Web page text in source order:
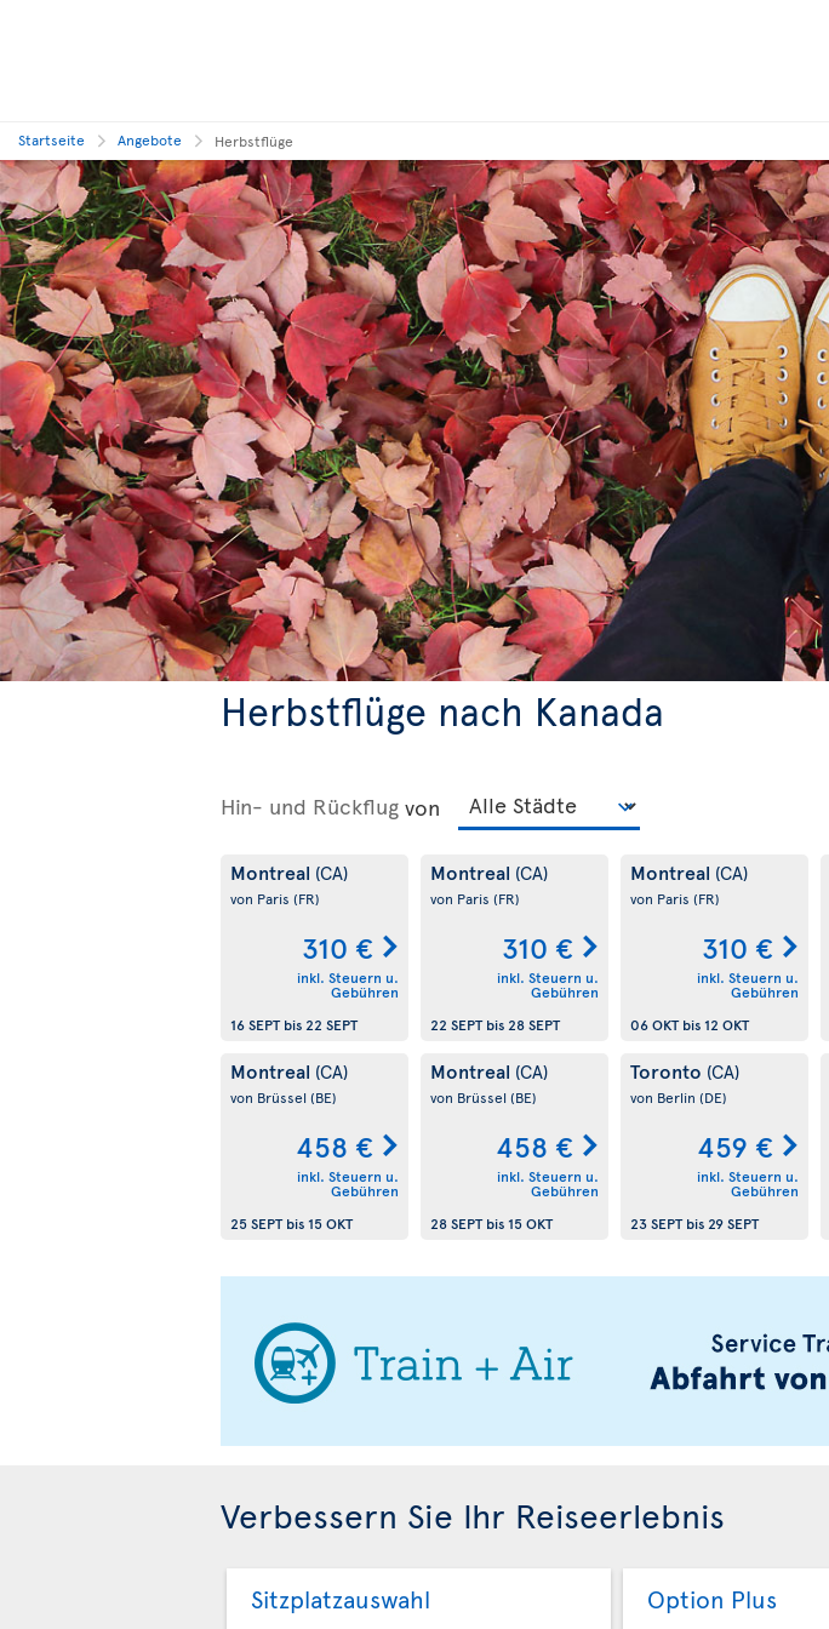
Startseite Angebote Herbstflüge
Herbstflüge nach Kanada
Hin- und Rückflug von
Montreal (CA)
von Paris (FR)
310 €
inkl. Steuern u.
Gebühren
16 SEPTbis22 SEPT
Montreal (CA)
von Paris (FR)
310 €
inkl. Steuern u.
Gebühren
22 SEPTbis28 SEPT
Montreal (CA)
von Paris (FR)
310 €
inkl. Steuern u.
Gebühren
06 OKTbis 12 OKT
Montreal (CA)
von Brüssel (BE)
458 €
inkl. Steuern u.
Gebühren
25 SEPTbis 15 OKT
Montreal (CA)
von Brüssel (BE)
458 €
inkl. Steuern u.
Gebühren
28 SEPTbis 15 OKT
Toronto (CA)
von Berlin (DE)
459 €
inkl. Steuern u.
Gebühren
23 SEPTbis29 SEPT
Verbessern Sie Ihr Reiseerlebnis
Sitzplatzauswahl Option Plus